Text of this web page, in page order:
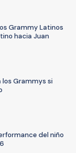
Grammy Latinos
hacia Juan
los Grammys si
del niño